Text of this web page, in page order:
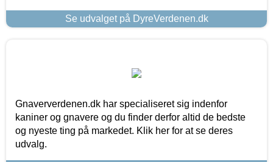
Se udvalget på DyreVerdenen.dk
Gnaververdenen.dk har specialiseret sig indenfor
kaniner og gnavere og du finder derfor altid de bedste
og nyeste ting på markedet. Klik her for at se deres
udvalg.